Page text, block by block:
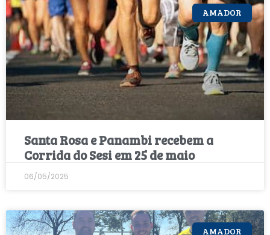
AMADOR
Santa Rosa e Panambi recebem a
Corrida do Sesi em 25 de maio
06/05/2025
AMADOR